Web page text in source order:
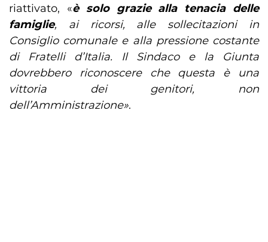
riattivato, «è solo grazie alla tenacia delle
famiglie, ai ricorsi, alle sollecitazioni in
Consiglio comunale e alla pressione costante
di Fratelli d’Italia. Il Sindaco e la Giunta
dovrebbero riconoscere che questa è una
vittoria dei genitori, non
dell’Amministrazione».